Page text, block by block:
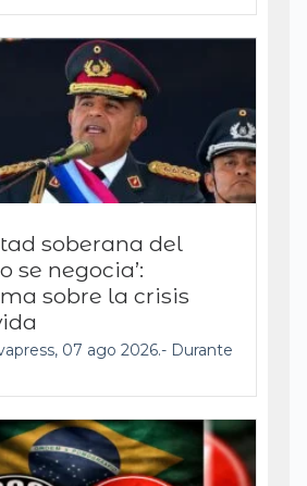
soberana del
se negocia’:
sobre la crisis
07 ago 2026.- Durante